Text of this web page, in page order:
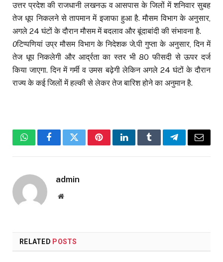
उत्तर प्रदेश की राजधानी लखनऊ व आसपास के जिलों में शनिवार सुबह
तेज धूप निकलने से तापमान में इजाफा हुआ है. मौसम विभाग के अनुसार,
अगले 24 घंटों के दौरान मौसम में बदलाव और बूंदाबांदी की संभावना है.
0टिप्पणियां उप्र मौसम विभाग के निदेशक जे.पी गुप्ता के अनुसार, दिन में
तेज धूप निकलेगी और आर्द्रता का स्तर भी 80 फीसदी से ऊपर दर्ज
किया जाएगा. दिन में गर्मी व उमस बढ़ेगी लेकिन अगले 24 घंटों के दौरान
राज्य के कई जिलों में हल्की से लेकर तेज बारिश होने का अनुमान है.
WhatsAppFacebookTwitterPinterestLinkedInTumblrTelegramEmail
admin
Website
RELATED POSTS